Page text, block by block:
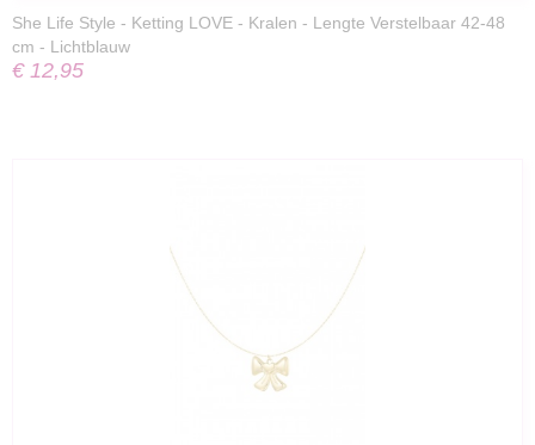
She Life Style - Ketting LOVE - Kralen - Lengte Verstelbaar 42-48
cm - Lichtblauw
€ 12,95